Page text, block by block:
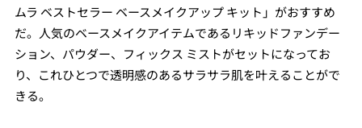
ムラ ベストセラー ベースメイクアップ キット」がおすすめ
だ。人気のベースメイクアイテムであるリキッドファンデー
ション、パウダー、フィックス ミストがセットになってお
り、これひとつで透明感のあるサラサラ肌を叶えることがで
きる。